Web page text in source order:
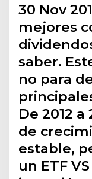
30 Nov
mejores
saber.
no para
De 2012 a
de
estable,
un ETF